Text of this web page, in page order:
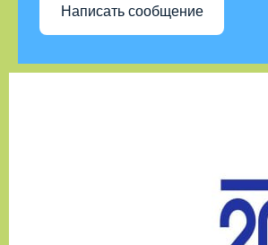
Написать сообщение